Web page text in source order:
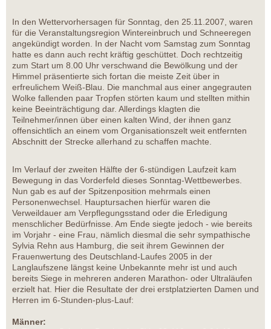
In den Wettervorhersagen für Sonntag, den 25.11.2007, waren
für die Veranstaltungsregion Wintereinbruch und Schneeregen
angekündigt worden. In der Nacht vom Samstag zum Sonntag
hatte es dann auch recht kräftig geschüttet. Doch rechtzeitig
zum Start um 8.00 Uhr verschwand die Bewölkung und der
Himmel präsentierte sich fortan die meiste Zeit über in
erfreulichem Weiß-Blau. Die manchmal aus einer angegrauten
Wolke fallenden paar Tropfen störten kaum und stellten mithin
keine Beeinträchtigung dar. Allerdings klagten die
Teilnehmer/innen über einen kalten Wind, der ihnen ganz
offensichtlich an einem vom Organisationszelt weit entfernten
Abschnitt der Strecke allerhand zu schaffen machte.
Im Verlauf der zweiten Hälfte der 6-stündigen Laufzeit kam
Bewegung in das Vorderfeld dieses Sonntag-Wettbewerbes.
Nun gab es auf der Spitzenposition mehrmals einen
Personenwechsel. Hauptursachen hierfür waren die
Verweildauer am Verpflegungsstand oder die Erledigung
menschlicher Bedürfnisse. Am Ende siegte jedoch - wie bereits
im Vorjahr - eine Frau, nämlich diesmal die sehr sympathische
Sylvia Rehn aus Hamburg, die seit ihrem Gewinnen der
Frauenwertung des Deutschland-Laufes 2005 in der
Langlaufszene längst keine Unbekannte mehr ist und auch
bereits Siege in mehreren anderen Marathon- oder Ultraläufen
erzielt hat. Hier die Resultate der drei erstplatzierten Damen und
Herren im 6-Stunden-plus-Lauf:
Männer: